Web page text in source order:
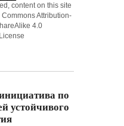
content on this site
Attribution-
4.0
по
устойчивого